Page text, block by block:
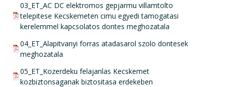
pdf csatolmány:
03_ET_AC DC elektromos gepjarmu villamtolto
telepitese Kecskemeten cimu egyedi tamogatasi
kerelemmel kapcsolatos dontes meghozatala
pdf csatolmány:
04_ET_Alapitvanyi forras atadasarol szolo dontesek
meghozatala
pdf csatolmány:
05_ET_Kozerdeku felajanlas Kecskemet
kozbiztonsaganak biztositasa erdekeben